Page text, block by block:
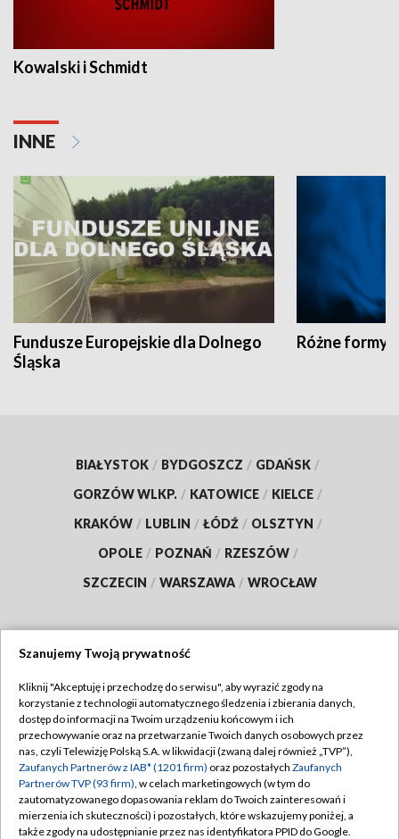
Kowalski i Schmidt
INNE
Fundusze Europejskie dla Dolnego
Śląska
Różne formy
BIAŁYSTOK / BYDGOSZCZ / GDAŃSK /
GORZÓW WLKP. / KATOWICE / KIELCE /
KRAKÓW / LUBLIN / ŁÓDŹ / OLSZTYN /
OPOLE / POZNAŃ / RZESZÓW /
SZCZECIN / WARSZAWA / WROCŁAW
TVP
Abonament TVP
Emisja w TVP
Centrum informacji TVP
Naziemna Telewizja Cyfrowa
Regulamin TVP
Polityka prywatności
Moje zgody
Pomoc
Szanujemy Twoją prywatność
Kliknij "Akceptuję i przechodzę do serwisu", aby wyrazić zgody na
korzystanie z technologii automatycznego śledzenia i zbierania danych,
dostęp do informacji na Twoim urządzeniu końcowym i ich
przechowywanie oraz na przetwarzanie Twoich danych osobowych przez
nas, czyli Telewizję Polską S.A. w likwidacji (zwaną dalej również „TVP”),
Zaufanych Partnerów z IAB* (1201 firm) oraz pozostałych Zaufanych
Partnerów TVP (93 firm), w celach marketingowych (w tym do
zautomatyzowanego dopasowania reklam do Twoich zainteresowań i
mierzenia ich skuteczności) i pozostałych, które wskazujemy poniżej, a
także zgody na udostępnianie przez nas identyfikatora PPID do Google.